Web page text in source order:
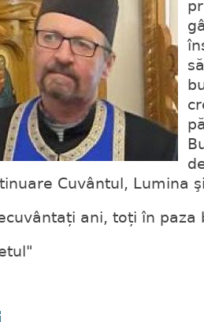
Cuvântul, Lumina
ani, toți în paza